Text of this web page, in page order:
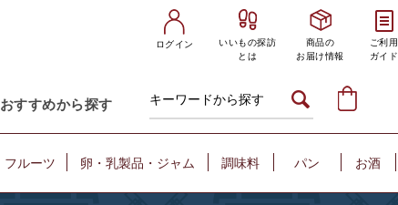
ログイン
いいもの探訪
とは
商品の
お届け情報
ご利用
ガイド
おすすめから探す
フルーツ 卵・乳製品・ジャム 調味料 パン お酒